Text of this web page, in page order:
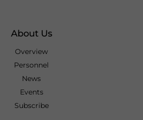
About Us
Overview
Personnel
News
Events
Subscribe